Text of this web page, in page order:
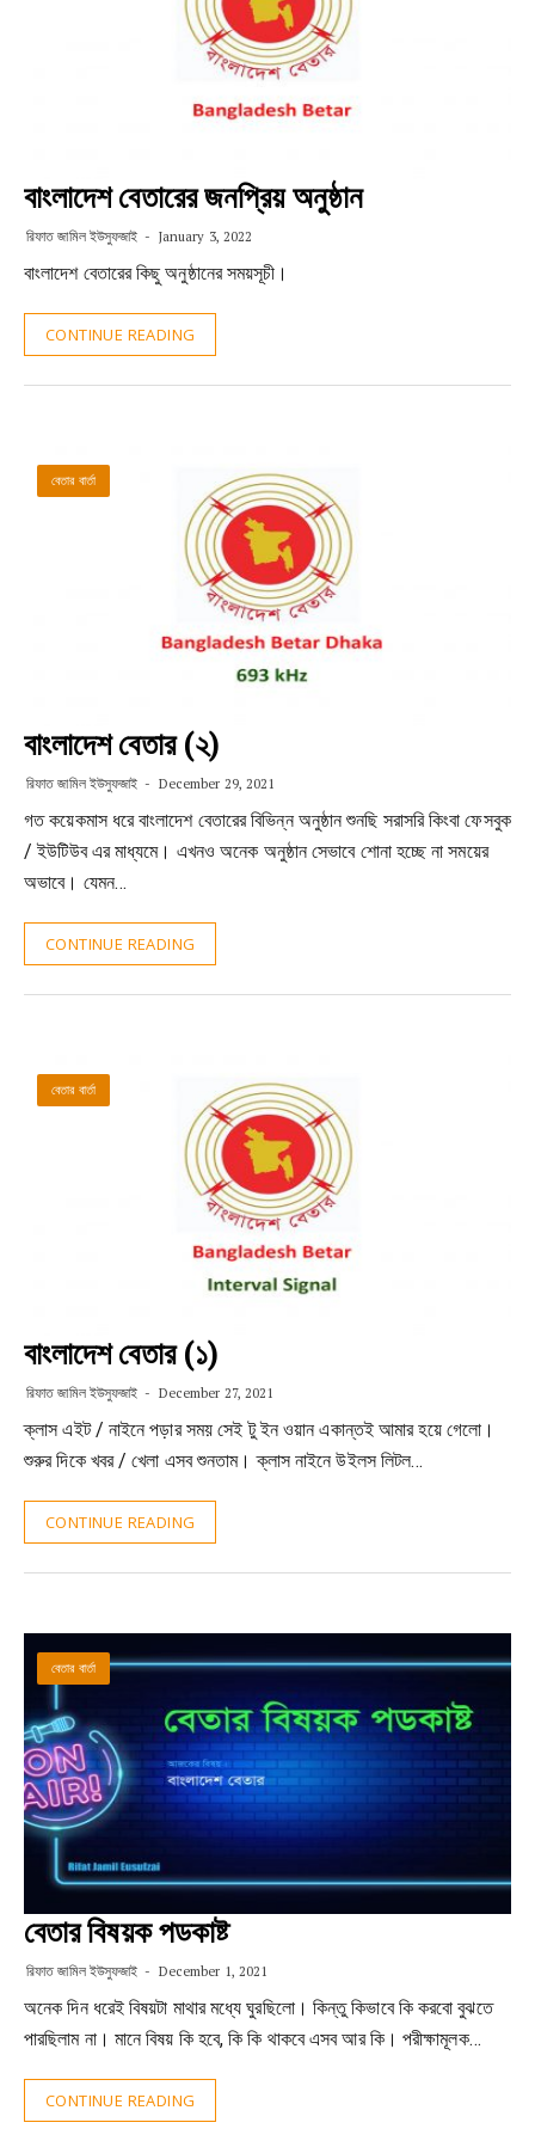
বাংলাদেশ বেতারের জনপ্রিয় অনুষ্ঠান
রিফাত জামিল ইউসুফজাই January 3, 2022
বাংলাদেশ বেতারের কিছু অনুষ্ঠানের সময়সূচী।
CONTINUE READING
বেতার বার্তা
বাংলাদেশ বেতার (২)
রিফাত জামিল ইউসুফজাই December 29, 2021
গত কয়েকমাস ধরে বাংলাদেশ বেতারের বিভিন্ন অনুষ্ঠান শুনছি সরাসরি কিংবা ফেসবুক
/ ইউটিউব এর মাধ্যমে। এখনও অনেক অনুষ্ঠান সেভাবে শোনা হচ্ছে না সময়ের
অভাবে। যেমন…
CONTINUE READING
বেতার বার্তা
বাংলাদেশ বেতার (১)
রিফাত জামিল ইউসুফজাই December 27, 2021
ক্লাস এইট / নাইনে পড়ার সময় সেই টু ইন ওয়ান একান্তই আমার হয়ে গেলো।
শুরুর দিকে খবর / খেলা এসব শুনতাম। ক্লাস নাইনে উইলস লিটল…
CONTINUE READING
বেতার বার্তা
বেতার বিষয়ক পডকাষ্ট
রিফাত জামিল ইউসুফজাই December 1, 2021
অনেক দিন ধরেই বিষয়টা মাথার মধ্যে ঘুরছিলো। কিন্তু কিভাবে কি করবো বুঝতে
পারছিলাম না। মানে বিষয় কি হবে, কি কি থাকবে এসব আর কি। পরীক্ষামূলক…
CONTINUE READING